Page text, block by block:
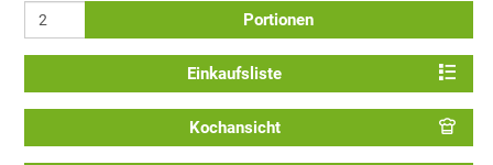
Portionen
Einkaufsliste
Kochansicht